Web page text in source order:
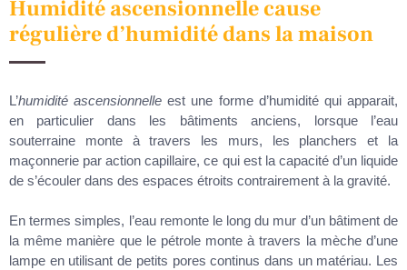
Humidité ascensionnelle cause
régulière d’humidité dans la maison
L’humidité ascensionnelle est une forme d’humidité qui apparait,
en particulier dans les bâtiments anciens, lorsque l’eau
souterraine monte à travers les murs, les planchers et la
maçonnerie par action capillaire, ce qui est la capacité d’un liquide
de s’écouler dans des espaces étroits contrairement à la gravité.
En termes simples, l’eau remonte le long du mur d’un bâtiment de
la même manière que le pétrole monte à travers la mèche d’une
lampe en utilisant de petits pores continus dans un matériau. Les